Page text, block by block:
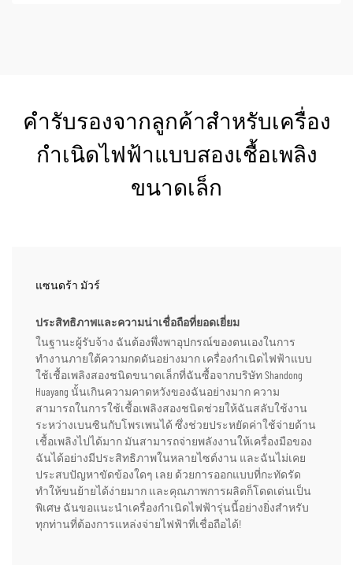
คำรับรองจากลูกค้าสำหรับเครื่อง
กำเนิดไฟฟ้าแบบสองเชื้อเพลิง
ขนาดเล็ก
แซนดร้า มัวร์
ประสิทธิภาพและความน่าเชื่อถือที่ยอดเยี่ยม
ในฐานะผู้รับจ้าง ฉันต้องพึ่งพาอุปกรณ์ของตนเองในการ
ทำงานภายใต้ความกดดันอย่างมาก เครื่องกำเนิดไฟฟ้าแบบ
ใช้เชื้อเพลิงสองชนิดขนาดเล็กที่ฉันซื้อจากบริษัท Shandong
Huayang นั้นเกินความคาดหวังของฉันอย่างมาก ความ
สามารถในการใช้เชื้อเพลิงสองชนิดช่วยให้ฉันสลับใช้งาน
ระหว่างเบนซินกับโพรเพนได้ ซึ่งช่วยประหยัดค่าใช้จ่ายด้าน
เชื้อเพลิงไปได้มาก มันสามารถจ่ายพลังงานให้เครื่องมือของ
ฉันได้อย่างมีประสิทธิภาพในหลายไซต์งาน และฉันไม่เคย
ประสบปัญหาขัดข้องใดๆ เลย ด้วยการออกแบบที่กะทัดรัด
ทำให้ขนย้ายได้ง่ายมาก และคุณภาพการผลิตก็โดดเด่นเป็น
พิเศษ ฉันขอแนะนำเครื่องกำเนิดไฟฟ้ารุ่นนี้อย่างยิ่งสำหรับ
ทุกท่านที่ต้องการแหล่งจ่ายไฟฟ้าที่เชื่อถือได้!